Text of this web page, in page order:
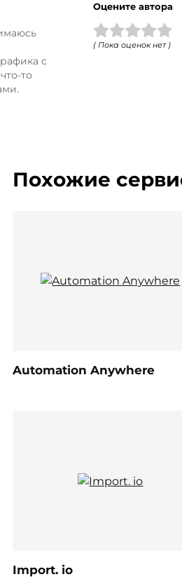
с
то
Оцените автора
( Пока оценок нет )
Похожие
Automation Anywhere
Import. io